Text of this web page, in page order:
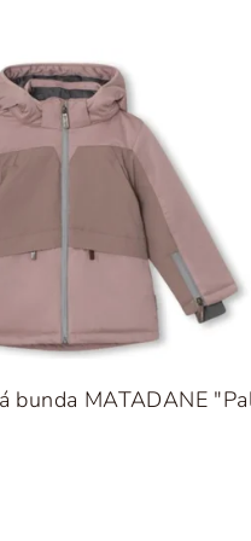
bunda MATADANE